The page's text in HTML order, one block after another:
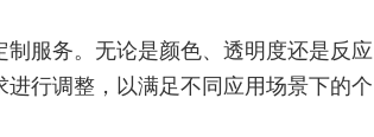
服务。无论是颜色、透明度还是反应
行调整，以满足不同应用场景下的个